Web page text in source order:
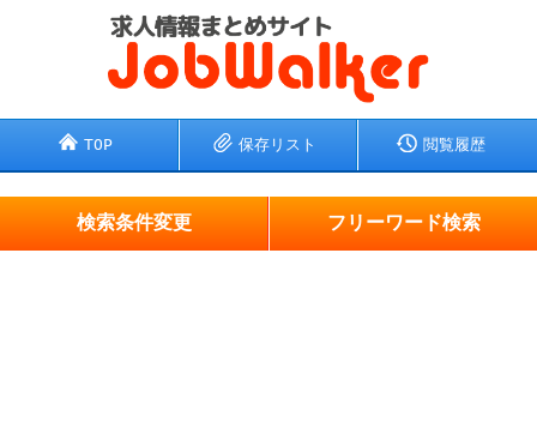
TOP 保存リスト 閲覧履歴
検索条件変更 フリーワード検索